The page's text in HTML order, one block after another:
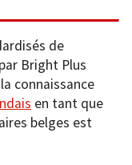
de
Bright Plus
connaissance
en tant que
belges est